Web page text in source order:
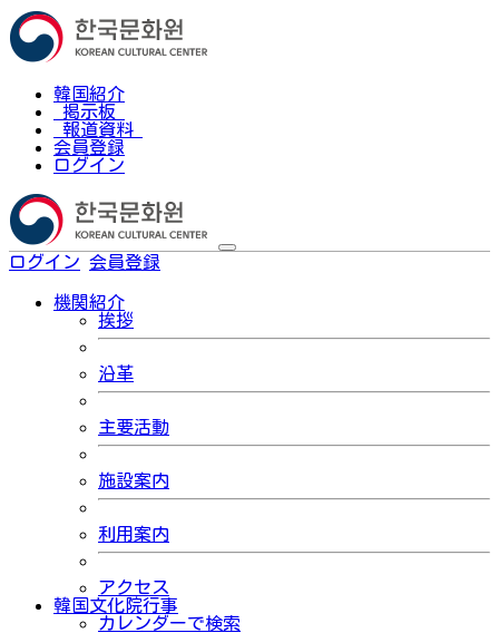
韓国紹介
掲示板
報道資料
会員登録
ログイン
ログイン 会員登録
機関紹介
挨拶
沿革
主要活動
施設案内
利用案内
アクセス
韓国文化院行事
カレンダーで検索